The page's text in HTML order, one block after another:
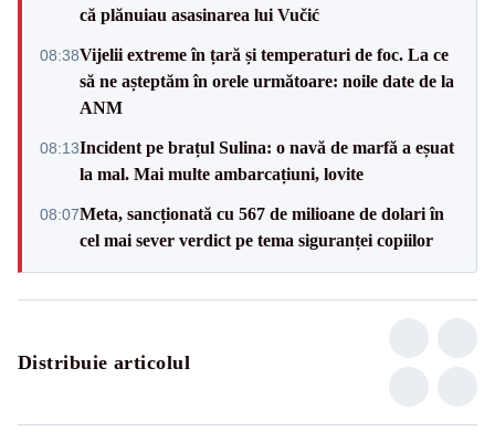
că plănuiau asasinarea lui Vučić
08:38Vijelii extreme în țară și temperaturi de foc. La ce
să ne așteptăm în orele următoare: noile date de la
ANM
08:13Incident pe brațul Sulina: o navă de marfă a eșuat
la mal. Mai multe ambarcațiuni, lovite
08:07Meta, sancționată cu 567 de milioane de dolari în
cel mai sever verdict pe tema siguranței copiilor
Distribuie articolul